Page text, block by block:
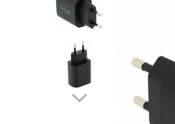
Boxe portabile
POS/Scanere coduri de bare